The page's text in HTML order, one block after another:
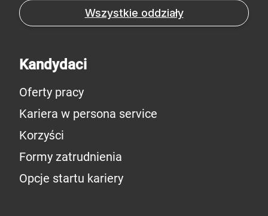
Wszystkie oddziały
Kandydaci
Oferty pracy
Kariera w persona service
Korzyści
Formy zatrudnienia
Opcje startu kariery